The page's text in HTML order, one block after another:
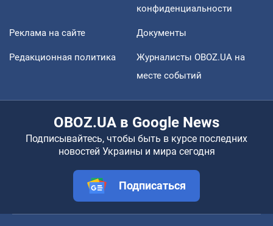
конфиденциальности
Реклама на сайте Документы
Редакционная политика
Журналисты OBOZ.UA на
месте событий
OBOZ.UA в Google News
Подписывайтесь, чтобы быть в курсе последних
новостей Украины и мира сегодня
Подписаться